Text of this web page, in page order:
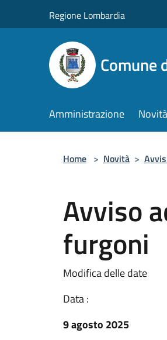
Regione Lombardia
Comune
Amministrazione Novità
Home > Novità >
Avviso
furgoni
Modifica delle date
Data :
9 agosto 2025